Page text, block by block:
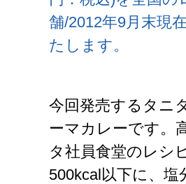
舗/2012年9月末現
たします。
今回発売するタニ
ーマカレーです。
タ社員食堂のレシ
500kcal以下に、